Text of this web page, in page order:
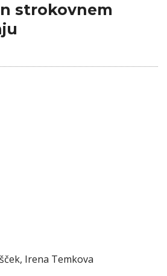
strokovnem
Irena Temkova